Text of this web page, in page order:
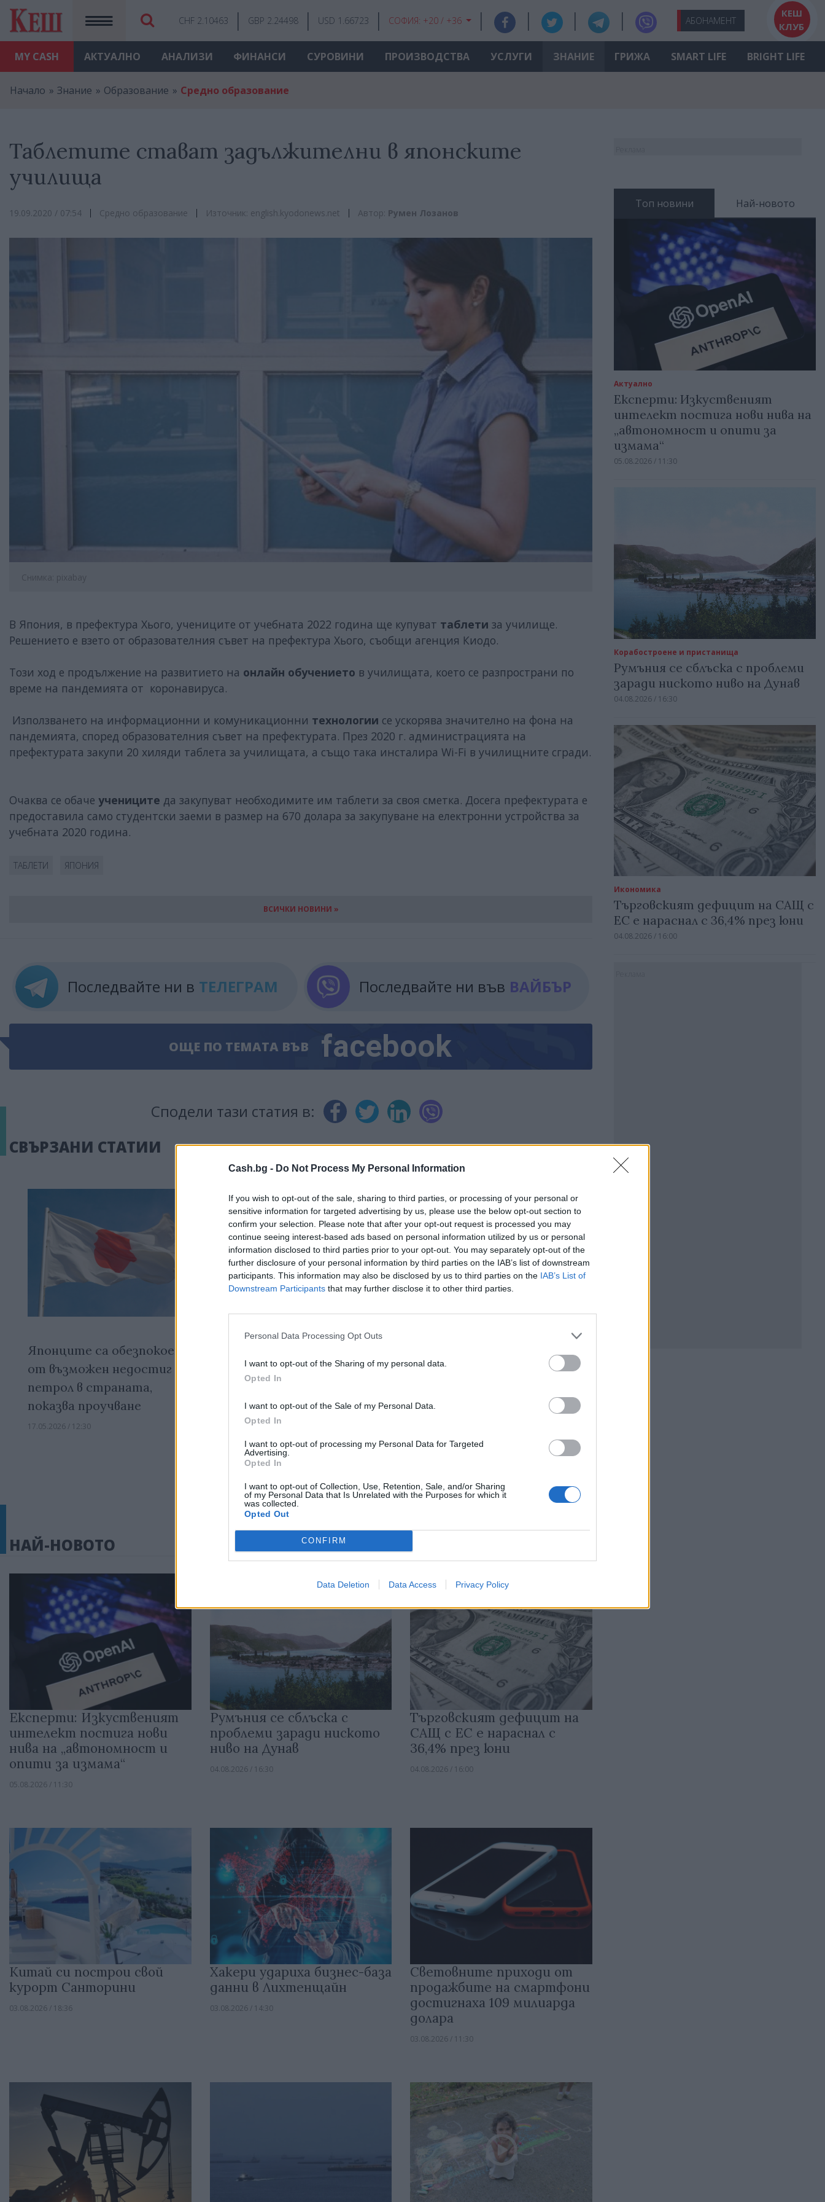
Cash.bg - Do Not Process My Personal Information
If you wish to opt-out of the sale, sharing to third parties, or processing of your personal or
sensitive information for targeted advertising by us, please use the below opt-out section to
confirm your selection. Please note that after your opt-out request is processed you may
continue seeing interest-based ads based on personal information utilized by us or personal
information disclosed to third parties prior to your opt-out. You may separately opt-out of the
further disclosure of your personal information by third parties on the IAB’s list of downstream
participants. This information may also be disclosed by us to third parties on the IAB’s List of
Downstream Participants that may further disclose it to other third parties.
Personal Data Processing Opt Outs
I want to opt-out of the Sharing of my personal data.
Opted In
I want to opt-out of the Sale of my Personal Data.
Opted In
I want to opt-out of processing my Personal Data for Targeted
Advertising.
Opted In
I want to opt-out of Collection, Use, Retention, Sale, and/or Sharing
of my Personal Data that Is Unrelated with the Purposes for which it
was collected.
Opted Out
CONFIRM
Data Deletion Data Access Privacy Policy
MY CASH
CHF 2.10463 GBP 2.24498 USD 1.66723 СОФИЯ: +20 / +36 АБОНАМЕНТ
КЕШ
КЛУБ
АКТУАЛНО АНАЛИЗИ ФИНАНСИ СУРОВИНИ ПРОИЗВОДСТВА УСЛУГИ ЗНАНИЕ ГРИЖА SMART LIFE BRIGHT LIFE
Начало Знание Образование Средно образование
Таблетите стават задължителни в японските
училища
19.09.2020 / 07:54 Средно образование Източник: english.kyodonews.net Автор: Румен Лозанов
Снимка: pixabay
В Япония, в префектура Хього, учениците от учебната 2022 година ще купуват таблети за училище.
Решението е взето от образователния съвет на префектура Хього, съобщи агенция Киодо.
Този ход е продължение на развитието на онлайн обучението в училищата, което се разпространи по
време на пандемията от коронавируса.
Използването на информационни и комуникационни технологии се ускорява значително на фона на
пандемията, според образователния съвет на префектурата. През 2020 г. администрацията на
префектурата закупи 20 хиляди таблета за училищата, а също така инсталира Wi-Fi в училищните сгради.
Очаква се обаче учениците да закупуват необходимите им таблети за своя сметка. Досега префектурата е
предоставила само студентски заеми в размер на 670 долара за закупуване на електронни устройства за
учебната 2020 година.
ТАБЛЕТИ ЯПОНИЯ
ВСИЧКИ НОВИНИ »
Последвайте ни в ТЕЛЕГРАМ Последвайте ни във ВАЙБЪР
ОЩЕ ПО ТЕМАТА ВЪВ facebook
Сподели тази статия в:
СВЪРЗАНИ СТАТИИ
Японците са обезпокоени
от възможен недостиг на
петрол в страната,
показва проучване
17.05.2026 / 12:30
най-голямата в света АЕЦ
отново беше включен в
мрежата
22.03.2026 / 19:00
създаването на завод за
07.03.2026 / 19:00
НАЙ-НОВОТО
Експерти: Изкуственият
интелект постига нови
нива на „автономност и
опити за измама“
05.08.2026 / 11:30
Румъния се сблъска с
проблеми заради ниското
ниво на Дунав
04.08.2026 / 16:30
Търговският дефицит на
САЩ с ЕС е нараснал с
36,4% през юни
04.08.2026 / 16:00
Китай си построи свой
курорт Санторини
03.08.2026 / 18:36
Хакери удариха бизнес-база
данни в Лихтенщайн
03.08.2026 / 14:30
Световните приходи от
продажбите на смартфони
достигнаха 109 милиарда
долара
03.08.2026 / 11:30
Топ новини Най-новото
Актуално
Експерти: Изкуственият
интелект постига нови нива на
„автономност и опити за
измама“
05.08.2026 / 11:30
Корабостроене и пристанища
Румъния се сблъска с проблеми
заради ниското ниво на Дунав
04.08.2026 / 16:30
Икономика
Търговският дефицит на САЩ с
ЕС е нараснал с 36,4% през юни
04.08.2026 / 16:00